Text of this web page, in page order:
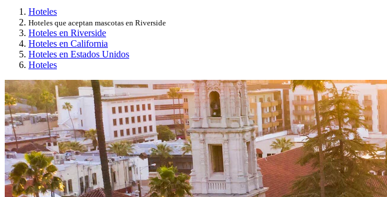
Hoteles
Hoteles que aceptan mascotas en Riverside
Hoteles en Riverside
Hoteles en California
Hoteles en Estados Unidos
Hoteles